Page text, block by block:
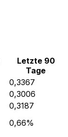
Letzte 90
Tage
0,3367
0,3006
0,3187
0,66%